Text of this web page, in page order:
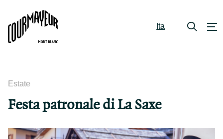
Ita
Estate
Festa patronale di La Saxe